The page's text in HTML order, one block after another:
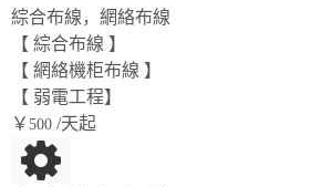
綜合布線，網絡布線
【 綜合布線 】
【 網絡機柜布線 】
【 弱電工程】
￥ 500 /天起